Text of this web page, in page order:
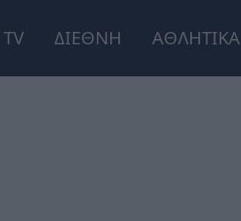
TV ΔΙΕΘΝΗ ΑΘΛΗΤΙΚΑ